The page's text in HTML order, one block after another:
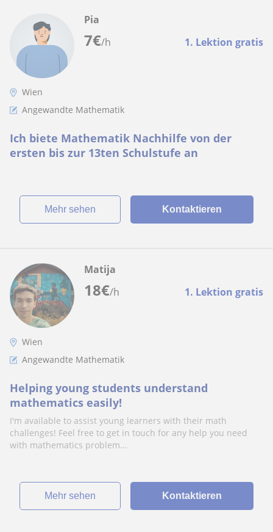
7€/h 1. Lektion gratis
Pia
Wien
Angewandte Mathematik
Ich biete Mathematik Nachhilfe von der
ersten bis zur 13ten Schulstufe an
Mehr sehen Kontaktieren
18€/h 1. Lektion gratis
Matija
Wien
Angewandte Mathematik
Helping young students understand
mathematics easily!
I'm available to assist young learners with their math
challenges! Feel free to get in touch for any help you need
with mathematics problem...
Mehr sehen Kontaktieren